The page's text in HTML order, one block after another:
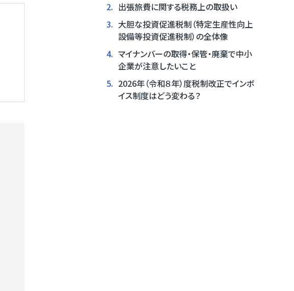
2. 出張旅費に関する税務上の取扱い
3. 大胆な投資促進税制（特定生産性向上
設備等投資促進税制）の全体像
4. マイナンバーの取得・保管・廃棄で中小
企業が注意したいこと
5. 2026年（令和８年）度税制改正でインボ
イス制度はどう変わる？